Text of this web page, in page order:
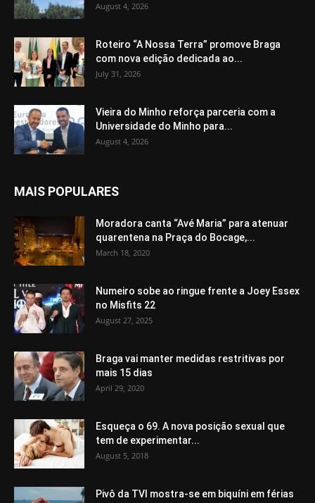
August 4, 2026
Roteiro “A Nossa Terra” promove Braga
com nova edição dedicada ao...
July 31, 2026
Vieira do Minho reforça parceria com a
Universidade do Minho para...
August 4, 2026
MAIS POPULARES
Moradora canta “Avé Maria” para atenuar
quarentena na Praça do Bocage,...
March 18, 2020
Numeiro sobe ao ringue frente a Joey Essex
no Misfits 22
August 27, 2025
Braga vai manter medidas restritivas por
mais 15 dias
April 29, 2020
Esqueça o 69. A nova posição sexual que
tem de experimentar...
August 5, 2018
Pivô da TVI mostra-se em biquíni em férias